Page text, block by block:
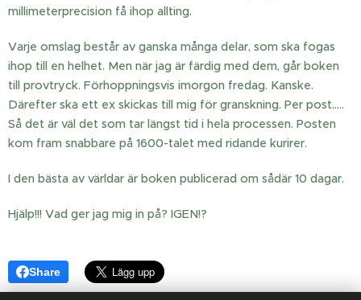
millimeterprecision få ihop allting.
Varje omslag består av ganska många delar, som ska fogas
ihop till en helhet. Men när jag är färdig med dem, går boken
till provtryck. Förhoppningsvis imorgon fredag. Kanske.
Därefter ska ett ex skickas till mig för granskning. Per post.....
Så det är väl det som tar längst tid i hela processen. Posten
kom fram snabbare på 1600-talet med ridande kurirer.
I den bästa av världar är boken publicerad om sådär 10 dagar.
Hjälp!!! Vad ger jag mig in på? IGEN!?
Share